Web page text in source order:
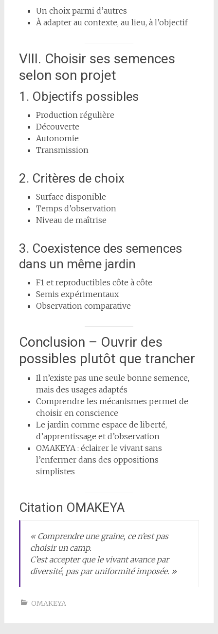
Un choix parmi d’autres
À adapter au contexte, au lieu, à l’objectif
VIII. Choisir ses semences
selon son projet
1. Objectifs possibles
Production régulière
Découverte
Autonomie
Transmission
2. Critères de choix
Surface disponible
Temps d’observation
Niveau de maîtrise
3. Coexistence des semences
dans un même jardin
F1 et reproductibles côte à côte
Semis expérimentaux
Observation comparative
Conclusion – Ouvrir des
possibles plutôt que trancher
Il n’existe pas une seule bonne semence,
mais des usages adaptés
Comprendre les mécanismes permet de
choisir en conscience
Le jardin comme espace de liberté,
d’apprentissage et d’observation
OMAKEYA : éclairer le vivant sans
l’enfermer dans des oppositions
simplistes
Citation OMAKEYA
« Comprendre une graine, ce n’est pas
choisir un camp.
C’est accepter que le vivant avance par
diversité, pas par uniformité imposée. »
OMAKEYA